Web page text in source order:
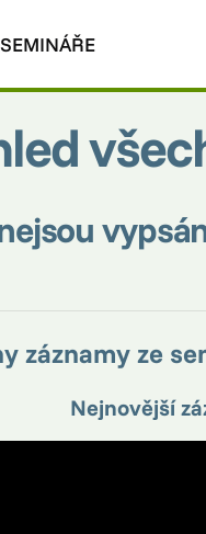
SEMINÁŘE
záznamy ze
Nejnovější